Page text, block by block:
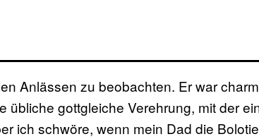
Anlässen zu beobachten. Er war
übliche gottgleiche Verehrung, mit der
ich schwöre, wenn mein Dad die Bolotie